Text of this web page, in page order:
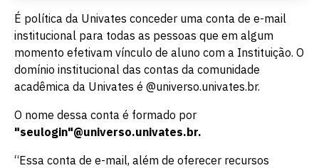
É política da Univates conceder uma conta de e-mail
institucional para todas as pessoas que em algum
momento efetivam vínculo de aluno com a Instituição. O
domínio institucional das contas da comunidade
acadêmica da Univates é @universo.univates.br.
O nome dessa conta é formado por
"seulogin"@universo.univates.br.
“Essa conta de e-mail, além de oferecer recursos